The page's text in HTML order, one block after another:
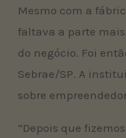
Mesmo com a
faltava a parte
do negócio. Foi
Sebrae/SP. A
sobre
“Depois que